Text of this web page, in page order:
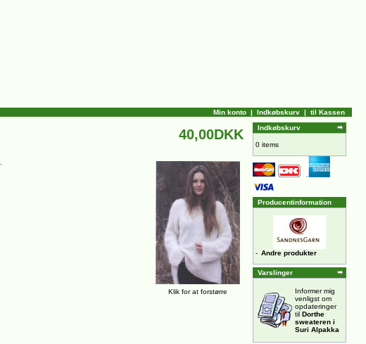
Min konto | Indkøbskurv | til Kassen
40,00DKK
Klik for at forstørre
Indkøbskurv
0 items
Producentinformation
- Andre produkter
Varslinger
Informer mig
venligst om
opdateringer
til Dorthe
sweateren i
Suri Alpakka